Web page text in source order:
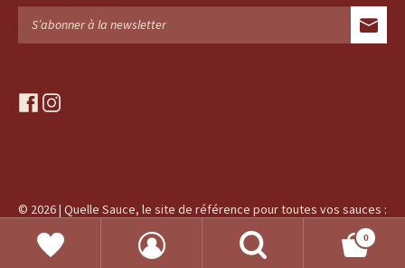
f
o
k
r
a
© 2026 | Quelle Sauce, le site de référence pour toutes vos sauces :
produits, recettes, histoires...
Recherche
RECHERCHE
0